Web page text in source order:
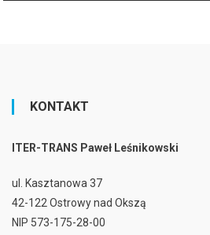
KONTAKT
ITER-TRANS Paweł Leśnikowski
ul. Kasztanowa 37
42-122 Ostrowy nad Okszą
NIP 573-175-28-00